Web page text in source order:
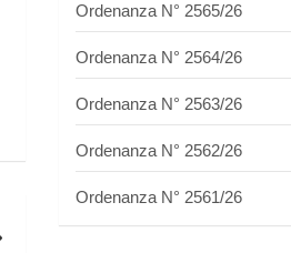
Ordenanza N° 2565/26
Ordenanza N° 2564/26
Ordenanza N° 2563/26
Ordenanza N° 2562/26
Ordenanza N° 2561/26